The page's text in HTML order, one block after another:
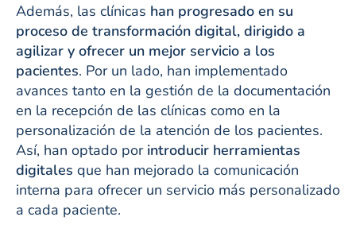
Además, las clínicas han progresado en su
proceso de transformación digital, dirigido a
agilizar y ofrecer un mejor servicio a los
pacientes. Por un lado, han implementado
avances tanto en la gestión de la documentación
en la recepción de las clínicas como en la
personalización de la atención de los pacientes.
Así, han optado por introducir herramientas
digitales que han mejorado la comunicación
interna para ofrecer un servicio más personalizado
a cada paciente.